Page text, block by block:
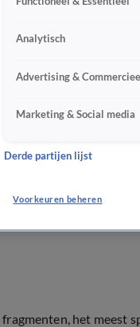
het meest
Analytisch
Advertising &
Marketing & Social media
Derde partijen lijst
Voorkeuren beheren